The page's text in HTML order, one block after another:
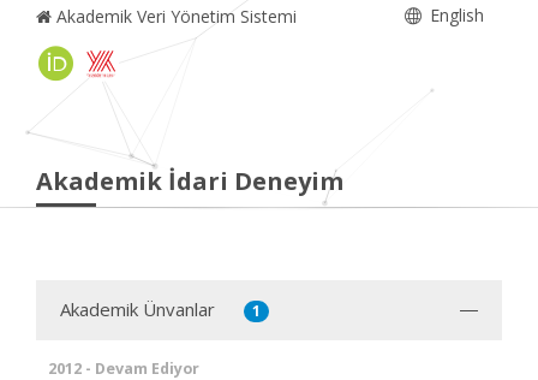
Akademik Veri Yönetim Sistemi English
Akademik İdari Deneyim
Akademik Ünvanlar 1
2012 - Devam Ediyor